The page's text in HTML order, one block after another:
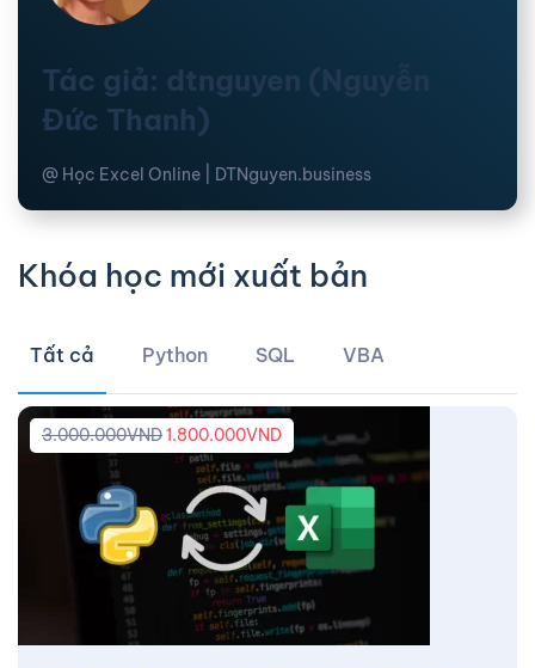
Tác giả: dtnguyen (Nguyễn
Đức Thanh)
@ Học Excel Online | DTNguyen.business
Khóa học mới xuất bản
Tất cả Python SQL VBA
3.000.000VND1.800.000VND